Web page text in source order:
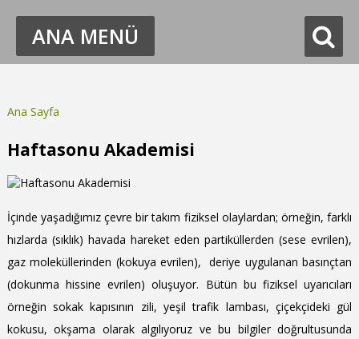
ANA MENÜ
Ana Sayfa
Haftasonu Akademisi
İçinde yaşadığımız çevre bir takım fiziksel olaylardan; örneğin, farklı
hızlarda (sıklık) havada hareket eden partiküllerden (sese evrilen),
gaz moleküllerinden (kokuya evrilen), deriye uygulanan basınçtan
(dokunma hissine evrilen) oluşuyor. Bütün bu fiziksel uyarıcıları
örneğin sokak kapısının zili, yeşil trafik lambası, çiçekçideki gül
kokusu, okşama olarak algılıyoruz ve bu bilgiler doğrultusunda